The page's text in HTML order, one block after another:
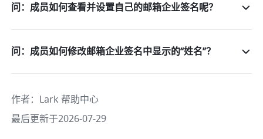
问：成员如何查看并设置自己的邮箱企业签名呢？
问：成员如何修改邮箱企业签名中显示的“姓名”？
作者： Lark 帮助中心
最后更新于2026-07-29